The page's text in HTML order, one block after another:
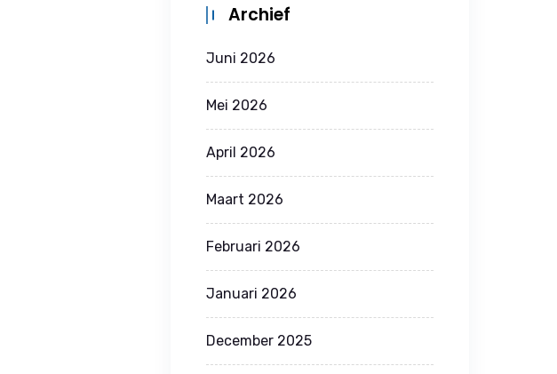
Archief
Juni 2026
Mei 2026
April 2026
Maart 2026
Februari 2026
Januari 2026
December 2025